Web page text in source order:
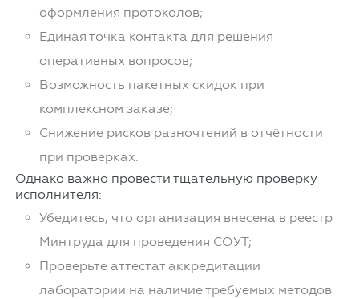
оформления протоколов;
Единая точка контакта для решения
оперативных вопросов;
Возможность пакетных скидок при
комплексном заказе;
Снижение рисков разночтений в отчётности
при проверках.
Однако важно провести тщательную проверку
исполнителя:
Убедитесь, что организация внесена в реестр
Минтруда для проведения СОУТ;
Проверьте аттестат аккредитации
лаборатории на наличие требуемых методов